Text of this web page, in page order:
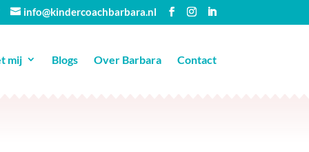
info@kindercoachbarbara.nl
mij Blogs Over Barbara Contact